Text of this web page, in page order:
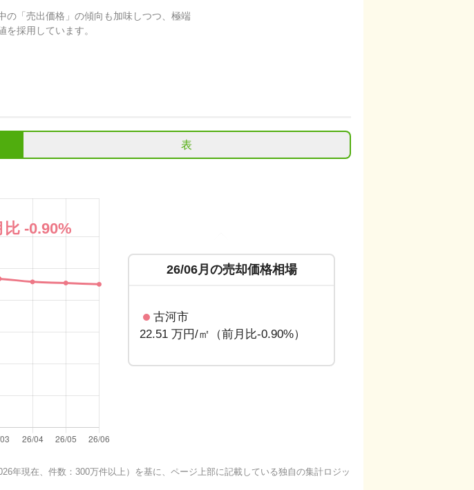
の「売出価格」の傾向も加味しつつ、極端
採用しています。
表
比 -0.90%
26/06月の売却価格相場
古河市
22.51 万円/㎡（前月比-0.90%）
年現在、件数：300万件以上）を基に、ページ上部に記載している独自の集計ロジッ